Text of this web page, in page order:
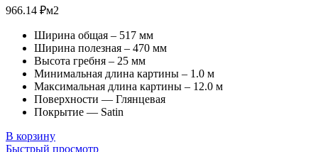
966.14 ₽м2
Ширина общая – 517 мм
Ширина полезная – 470 мм
Высота гребня – 25 мм
Минимальная длина картины – 1.0 м
Максимальная длина картины – 12.0 м
Поверхности — Глянцевая
Покрытие — Satin
В корзину
Быстрый просмотр